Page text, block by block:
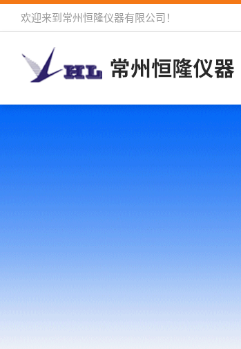
欢迎来到 常州恒隆仪器有限公司 ！